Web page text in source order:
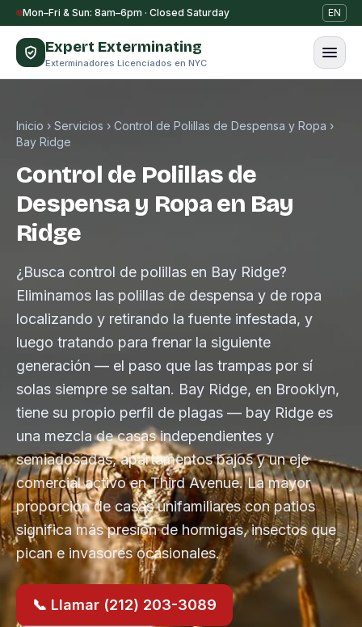
Saltar al contenido
Mon–Fri & Sun: 8am–6pm · Closed Saturday EN
Expert Exterminating
Exterminadores Licenciados en NYC
Inicio › Servicios › Control de Polillas de Despensa y Ropa ›
Bay Ridge
Control de Polillas de
Despensa y Ropa en Bay
Ridge
¿Busca control de polillas en Bay Ridge?
Eliminamos las polillas de despensa y de ropa
localizando y retirando la fuente infestada, y
luego tratando para frenar la siguiente
generación — el paso que las trampas por sí
solas siempre se saltan. Bay Ridge, en Brooklyn,
tiene su propio perfil de plagas — bay Ridge es
una mezcla de casas independientes y
semiadosadas, apartamentos bajos y un eje
comercial activo en Third Avenue. La mayor
proporción de casas unifamiliares con patios
significa más presión de hormigas, insectos que
pican e invasores ocasionales.
📞 Llamar (212) 203-3089